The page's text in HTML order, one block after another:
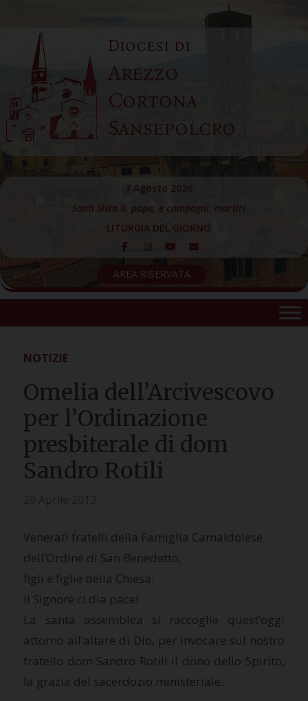
content
Diocesi di
Arezzo
Cortona
Sansepolcro
7 Agosto 2026
Santi Sisto II, papa, e compagni, martiri
LITURGIA DEL GIORNO
AREA RISERVATA
NOTIZIE
Omelia dell’Arcivescovo
per l’Ordinazione
presbiterale di dom
Sandro Rotili
Venerati fratelli della Famiglia Camaldolese
dell’Ordine di San Benedetto,
figli e figlie della Chiesa:
il Signore ci dia pace!
La santa assemblea si raccoglie quest’oggi
attorno all’altare di Dio, per invocare sul nostro
fratello dom Sandro Rotili il dono dello Spirito,
la grazia del sacerdozio ministeriale.